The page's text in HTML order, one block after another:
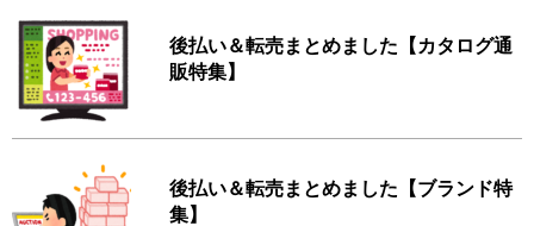
後払い＆転売まとめました【カタログ通
販特集】
後払い＆転売まとめました【ブランド特
集】